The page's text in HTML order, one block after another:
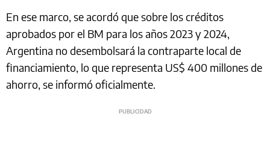
En ese marco, se acordó que sobre los créditos
aprobados por el BM para los años 2023 y 2024,
Argentina no desembolsará la contraparte local de
financiamiento, lo que representa US$ 400 millones de
ahorro, se informó oficialmente.